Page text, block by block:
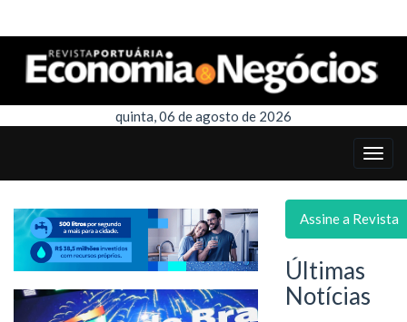
quinta, 06 de agosto de 2026
Assine a Revista
Últimas
Notícias